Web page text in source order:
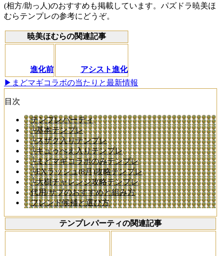
(相方/助っ人)のおすすめも掲載しています。パズドラ暁美ほ
むらテンプレの参考にどうぞ。
暁美ほむらの関連記事
進化前
アシスト進化
▶まどマギコラボの当たりと最新情報
目次
テンプレパーティ
└基本テンプレ
└スザク入りテンプレ
└キュゥべえ入りテンプレ
└まどマギコラボのみテンプレ
└EXラッシュ(8月)攻略テンプレ
└大樹チャレンジ攻略テンプレ
代用/サブのおすすめと組み方
フレンド候補と選び方
テンプレパーティの関連記事